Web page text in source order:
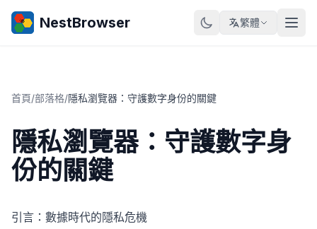
NestBrowser 繁體
首頁/部落格/隱私瀏覽器：守護數字身份的關鍵
隱私瀏覽器：守護數字身
份的關鍵
引言：數據時代的隱私危機